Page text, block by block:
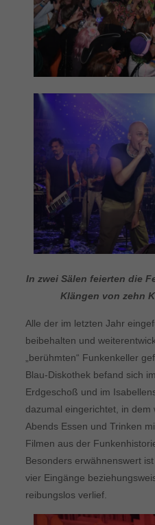
In zwei Sälen feierten die
Klängen von zehn
Alle der im letzten Jahr
beibehalten und
„berühmten“ Funkenkeller
Blau-Diskothek befand sich
Erdgeschoß und im
dazumal eingerichtet, in
Abends Essen und Trinken
Filmen aus der
Besonders erwähnenswert
vier Eingänge
reibungslos verlief.